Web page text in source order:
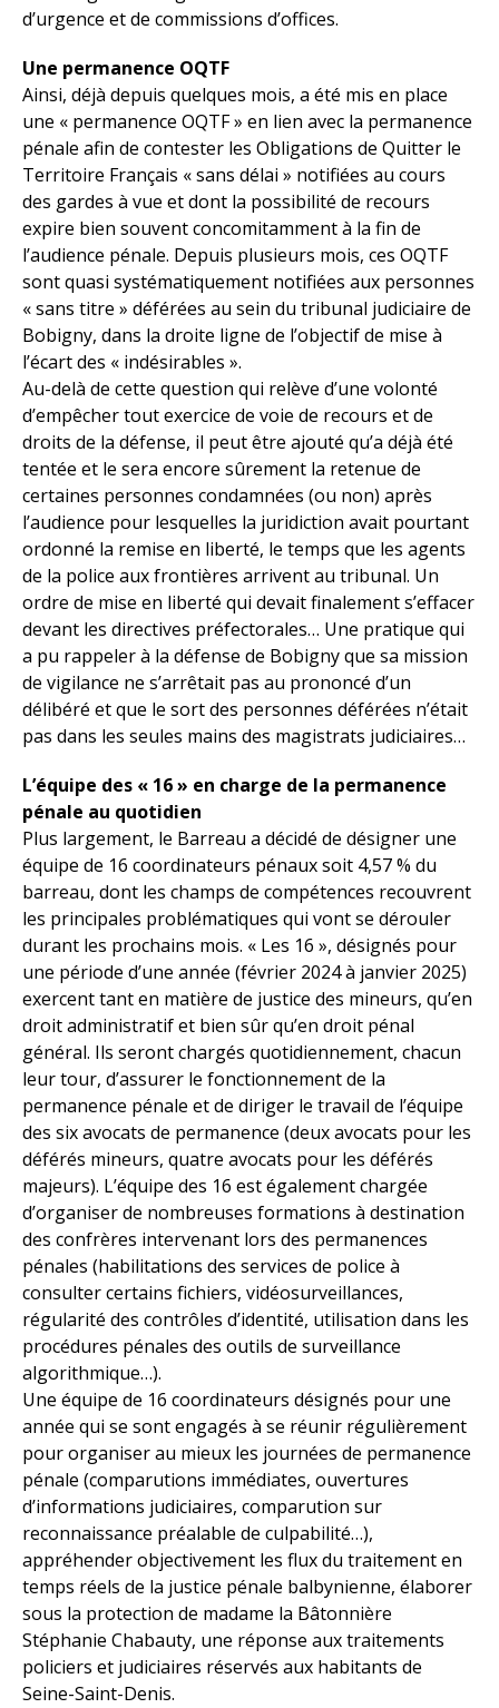
d’urgence et de commissions d’offices.
Une permanence OQTF
Ainsi, déjà depuis quelques mois, a été mis en place
une « permanence OQTF » en lien avec la permanence
pénale afin de contester les Obligations de Quitter le
Territoire Français « sans délai » notifiées au cours
des gardes à vue et dont la possibilité de recours
expire bien souvent concomitamment à la fin de
l’audience pénale. Depuis plusieurs mois, ces OQTF
sont quasi systématiquement notifiées aux personnes
« sans titre » déférées au sein du tribunal judiciaire de
Bobigny, dans la droite ligne de l’objectif de mise à
l’écart des « indésirables ».
Au-delà de cette question qui relève d’une volonté
d’empêcher tout exercice de voie de recours et de
droits de la défense, il peut être ajouté qu’a déjà été
tentée et le sera encore sûrement la retenue de
certaines personnes condamnées (ou non) après
l’audience pour lesquelles la juridiction avait pourtant
ordonné la remise en liberté, le temps que les agents
de la police aux frontières arrivent au tribunal. Un
ordre de mise en liberté qui devait finalement s’effacer
devant les directives préfectorales… Une pratique qui
a pu rappeler à la défense de Bobigny que sa mission
de vigilance ne s’arrêtait pas au prononcé d’un
délibéré et que le sort des personnes déférées n’était
pas dans les seules mains des magistrats judiciaires…
L’équipe des « 16 » en charge de la permanence
pénale au quotidien
Plus largement, le Barreau a décidé de désigner une
équipe de 16 coordinateurs pénaux soit 4,57 % du
barreau, dont les champs de compétences recouvrent
les principales problématiques qui vont se dérouler
durant les prochains mois. « Les 16 », désignés pour
une période d’une année (février 2024 à janvier 2025)
exercent tant en matière de justice des mineurs, qu’en
droit administratif et bien sûr qu’en droit pénal
général. Ils seront chargés quotidiennement, chacun
leur tour, d’assurer le fonctionnement de la
permanence pénale et de diriger le travail de l’équipe
des six avocats de permanence (deux avocats pour les
déférés mineurs, quatre avocats pour les déférés
majeurs). L’équipe des 16 est également chargée
d’organiser de nombreuses formations à destination
des confrères intervenant lors des permanences
pénales (habilitations des services de police à
consulter certains fichiers, vidéosurveillances,
régularité des contrôles d’identité, utilisation dans les
procédures pénales des outils de surveillance
algorithmique…).
Une équipe de 16 coordinateurs désignés pour une
année qui se sont engagés à se réunir régulièrement
pour organiser au mieux les journées de permanence
pénale (comparutions immédiates, ouvertures
d’informations judiciaires, comparution sur
reconnaissance préalable de culpabilité…),
appréhender objectivement les flux du traitement en
temps réels de la justice pénale balbynienne, élaborer
sous la protection de madame la Bâtonnière
Stéphanie Chabauty, une réponse aux traitements
policiers et judiciaires réservés aux habitants de
Seine-Saint-Denis.